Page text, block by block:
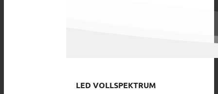
LED VOLLSPEKTRUM